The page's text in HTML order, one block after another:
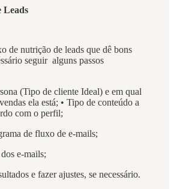
Leads
de nutrição de leads que dê bons
seguir alguns passos
(Tipo de cliente Ideal) e em qual
ela está; • Tipo de conteúdo a
com o perfil;
de fluxo de e-mails;
e-mails;
e fazer ajustes, se necessário.